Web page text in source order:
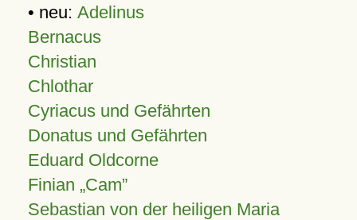
• neu: Adelinus
Bernacus
Christian
Chlothar
Cyriacus und Gefährten
Donatus und Gefährten
Eduard Oldcorne
Finian Cam
Sebastian von der heiligen Maria